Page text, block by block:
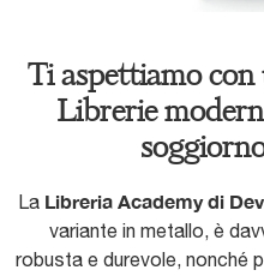
Ti aspettiamo con
Librerie
La Libreria Academy di
variante in metallo, è
robusta e durevole, nonché